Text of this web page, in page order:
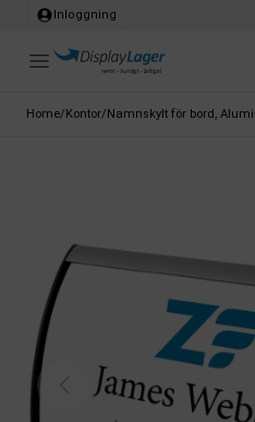
Inloggning
Home/Kontor/Namnskylt för bord,